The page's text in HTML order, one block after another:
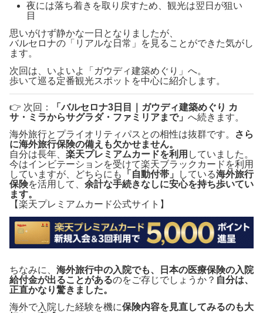
夜には落ち着きを取り戻すため、観光は翌日が狙い
目
思いがけず静かな一日となりましたが、
バルセロナの「リアルな日常」を見ることができた気がし
ます。
次回は、いよいよ「ガウディ建築めぐり」へ。
歩いて巡る定番観光スポットを中心に紹介します。
👉 次回：
「バルセロナ3日目｜ガウディ建築めぐり カ
サ・ミラからサグラダ・ファミリアまで」 へ続きます。
海外旅行とプライオリティパスとの相性は抜群です。
さら
に海外旅行保険の備えも欠かせません。
自分は長年、 楽天プレミアムカードを利用 していました。
今はインビテーションを受けて楽天ブラックカードを利用
していますが、どちらにも
「自動付帯」 している海外旅行
保険を活用して、 余計な手続きなしに安心を持ち歩いてい
ます。
【楽天プレミアムカード公式サイト】
ちなみに、 海外旅行中の入院でも、日本の医療保険の入院
給付金が出ることがあるのをご存じでしょうか？ 自分は、
正直かなり驚きました。
海外で入院した経験を機に保険内容を見直してみるのも大